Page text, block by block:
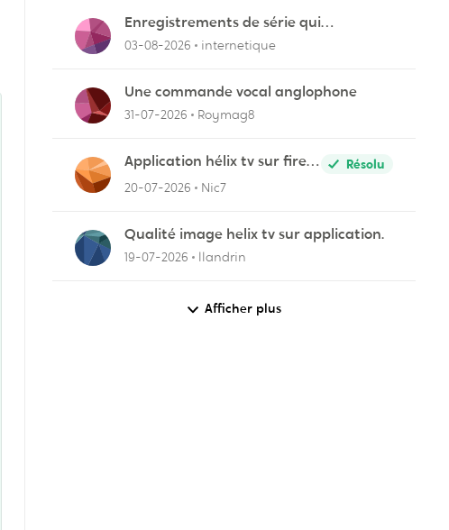
Enregistrements de série qui
cafouillent
03-08-2026 internetique
Une commande vocal anglophone
31-07-2026 Roymag8
Application hélix tv sur fire
stick
Résolu
20-07-2026
Nic7
Qualité image helix tv sur application.
19-07-2026 llandrin
Afficher plus